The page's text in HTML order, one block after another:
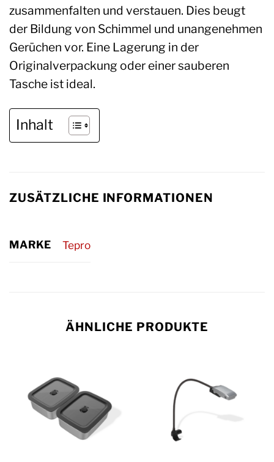
zusammenfalten und verstauen. Dies beugt
der Bildung von Schimmel und unangenehmen
Gerüchen vor. Eine Lagerung in der
Originalverpackung oder einer sauberen
Tasche ist ideal.
Inhalt
ZUSÄTZLICHE INFORMATIONEN
MARKE Tepro
ÄHNLICHE PRODUKTE